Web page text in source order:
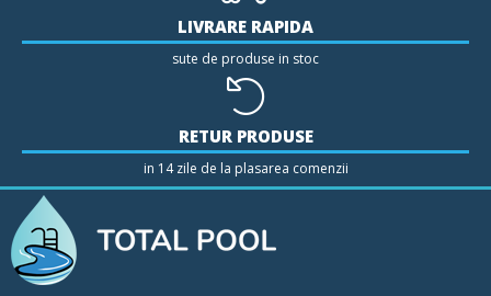
LIVRARE RAPIDA
sute de produse in stoc
RETUR PRODUSE
in 14 zile de la plasarea comenzii